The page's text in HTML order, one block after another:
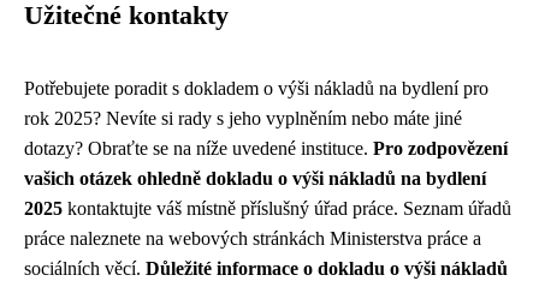
Užitečné kontakty
Potřebujete poradit s dokladem o výši nákladů na bydlení pro
rok 2025? Nevíte si rady s jeho vyplněním nebo máte jiné
dotazy? Obraťte se na níže uvedené instituce. Pro zodpovězení
vašich otázek ohledně dokladu o výši nákladů na bydlení
2025 kontaktujte váš místně příslušný úřad práce. Seznam úřadů
práce naleznete na webových stránkách Ministerstva práce a
sociálních věcí. Důležité informace o dokladu o výši nákladů